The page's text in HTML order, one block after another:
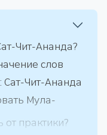
Чит-Ананда?
слов
Сат-Чит-Ананда
Мула-
практики?